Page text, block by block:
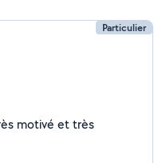
Particulier
motivé et très